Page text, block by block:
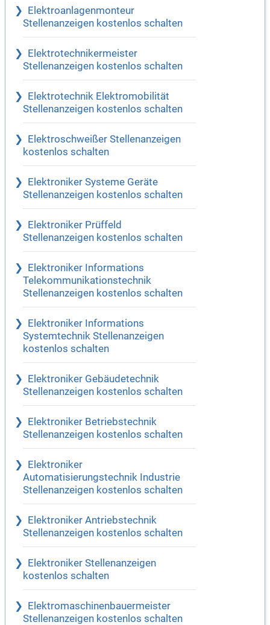
Elektroanlagenmonteur
Stellenanzeigen kostenlos schalten
Elektrotechnikermeister
Stellenanzeigen kostenlos schalten
Elektrotechnik Elektromobilität
Stellenanzeigen kostenlos schalten
Elektroschweißer Stellenanzeigen
kostenlos schalten
Elektroniker Systeme Geräte
Stellenanzeigen kostenlos schalten
Elektroniker Prüffeld
Stellenanzeigen kostenlos schalten
Elektroniker Informations
Telekommunikationstechnik
Stellenanzeigen kostenlos schalten
Elektroniker Informations
Systemtechnik Stellenanzeigen
kostenlos schalten
Elektroniker Gebäudetechnik
Stellenanzeigen kostenlos schalten
Elektroniker Betriebstechnik
Stellenanzeigen kostenlos schalten
Elektroniker
Automatisierungstechnik Industrie
Stellenanzeigen kostenlos schalten
Elektroniker Antriebstechnik
Stellenanzeigen kostenlos schalten
Elektroniker Stellenanzeigen
kostenlos schalten
Elektromaschinenbauermeister
Stellenanzeigen kostenlos schalten